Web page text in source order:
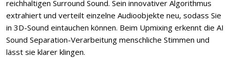
reichhaltigen Surround Sound. Sein innovativer Algorithmus
extrahiert und verteilt einzelne Audioobjekte neu, sodass Sie
in 3D-Sound eintauchen können. Beim Upmixing erkennt die AI
Sound Separation-Verarbeitung menschliche Stimmen und
lässt sie klarer klingen.